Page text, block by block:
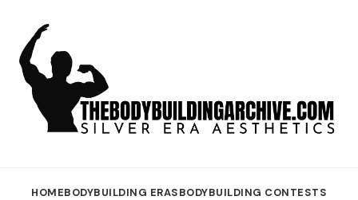
HOMEBODYBUILDING ERASBODYBUILDING CONTESTS